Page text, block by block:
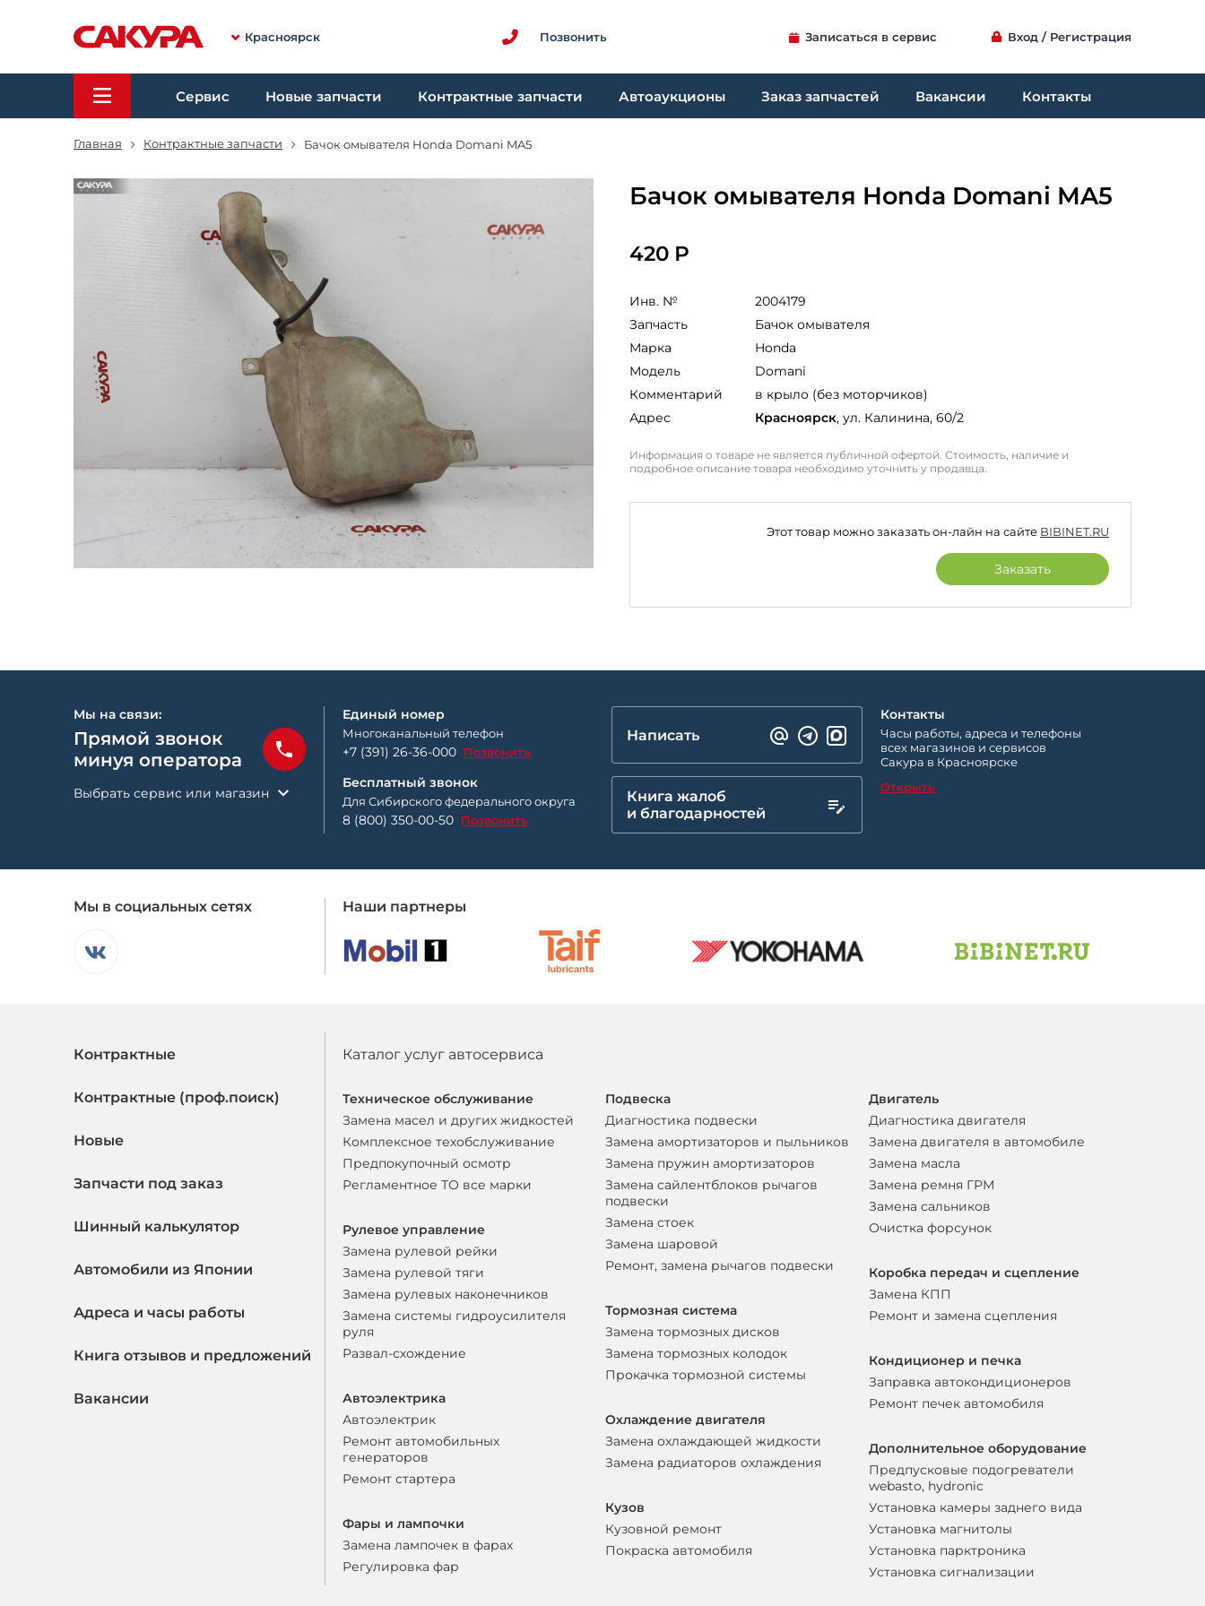
Красноярск Позвонить Записаться в сервис Вход / Регистрация
Сервис Новые запчасти Контрактные запчасти Автоаукционы Заказ запчастей Вакансии Контакты
Главная Контрактные запчасти Бачок омывателя Honda Domani MA5
Бачок омывателя Honda Domani MA5
420 Р
Инв. №
2004179
Запчасть
Бачок омывателя
Марка
Honda
Модель
Domani
Комментарий
в крыло (без моторчиков)
Адрес
Красноярск, ул. Калинина, 60/2
Информация о товаре не является публичной офертой. Стоимость, наличие и
подробное описание товара необходимо уточнить у продавца.
Этот товар можно заказать он-лайн на сайте BIBINET.RU
Заказать
Мы на связи:
Прямой звонок
минуя оператора
Выбрать сервис или магазин
Единый номер
Многоканальный телефон
+7 (391) 26-36-000 Позвонить
Бесплатный звонок
Для Сибирского федерального округа
8 (800) 350-00-50 Позвонить
Написать
Книга жалоб
и благодарностей
Контакты
Часы работы, адреса и телефоны
всех магазинов и сервисов
Сакура в Красноярске
Открыть
Мы в социальных сетях Наши партнеры
Контрактные
Контрактные (проф.поиск)
Новые
Запчасти под заказ
Шинный калькулятор
Автомобили из Японии
Адреса и часы работы
Книга отзывов и предложений
Вакансии
Каталог услуг автосервиса
Техническое обслуживание
Замена масел и других жидкостей
Комплексное техобслуживание
Предпокупочный осмотр
Регламентное ТО все марки
Рулевое управление
Замена рулевой рейки
Замена рулевой тяги
Замена рулевых наконечников
Замена системы гидроусилителя
руля
Развал-схождение
Автоэлектрика
Автоэлектрик
Ремонт автомобильных
генераторов
Ремонт стартера
Фары и лампочки
Замена лампочек в фарах
Регулировка фар
Подвеска
Диагностика подвески
Замена амортизаторов и пыльников
Замена пружин амортизаторов
Замена сайлентблоков рычагов
подвески
Замена стоек
Замена шаровой
Ремонт, замена рычагов подвески
Тормозная система
Замена тормозных дисков
Замена тормозных колодок
Прокачка тормозной системы
Охлаждение двигателя
Замена охлаждающей жидкости
Замена радиаторов охлаждения
Кузов
Кузовной ремонт
Покраска автомобиля
Двигатель
Диагностика двигателя
Замена двигателя в автомобиле
Замена масла
Замена ремня ГРМ
Замена сальников
Очистка форсунок
Коробка передач и сцепление
Замена КПП
Ремонт и замена сцепления
Кондиционер и печка
Заправка автокондиционеров
Ремонт печек автомобиля
Дополнительное оборудование
Предпусковые подогреватели
webasto, hydronic
Установка камеры заднего вида
Установка магнитолы
Установка парктроника
Установка сигнализации